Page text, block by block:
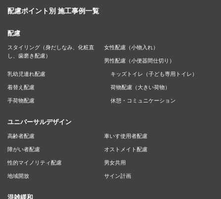
配慮ポイント別 施工事例一覧
配慮
スタイリング（身だしなみ、化粧直
し、歯磨き配慮）
女性配慮（小物入れ）
男性配慮（小便器間仕切り）
乳幼児連れ配慮 キッズトイレ（子ども専用トイレ）
着替え配慮 荷物配慮（大きい荷物）
手荷物配慮 休憩・コミュニケーション
ユニバーサルデザイン
高齢者配慮 車いす使用者配慮
障がい者配慮 オストメイト配慮
性的マイノリティ配慮 男女共用
地域開放 サイン計画
混雑緩和